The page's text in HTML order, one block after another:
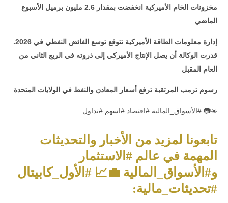
مخزونات الخام الأميركية انخفضت بمقدار 2.6 مليون برميل الأسبوع
الماضي
إدارة معلومات الطاقة الأميركية تتوقع توسع الفائض النفطي في 2026.
قدرت الوكالة أن يصل الإنتاج الأميركي إلى ذروته في الربع الثاني من
العام المقبل
رسوم ترمب المرتقبة ترفع أسعار المعادن والنفط في الولايات المتحدة
☀️📷 #الأسواق_المالية #اقتصاد #اسهم #تداول
تابعونا لمزيد من الأخبار والتحديثات
المهمة في عالم #الاستثمار
و#الأسواق_المالية 💼📈 #الأول_كابيتال
#تحديثات_مالية: